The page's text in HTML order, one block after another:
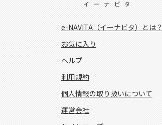
e-NAVITA（イーナビタ）とは？
お気に入り
ヘルプ
利用規約
個人情報の取り扱いについて
運営会社